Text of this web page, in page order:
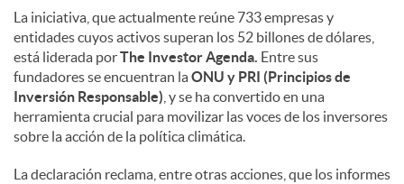
La iniciativa, que actualmente reúne 733 empresas y
entidades cuyos activos superan los 52 billones de dólares,
está liderada porThe Investor Agenda. Entre sus
fundadores se encuentran laONU y PRI (Principios de
Inversión Responsable) , y se ha convertido en una
herramienta crucial para movilizar las voces de los inversores
sobre la acción de la política climática.
La declaración reclama, entre otras acciones, que los informes